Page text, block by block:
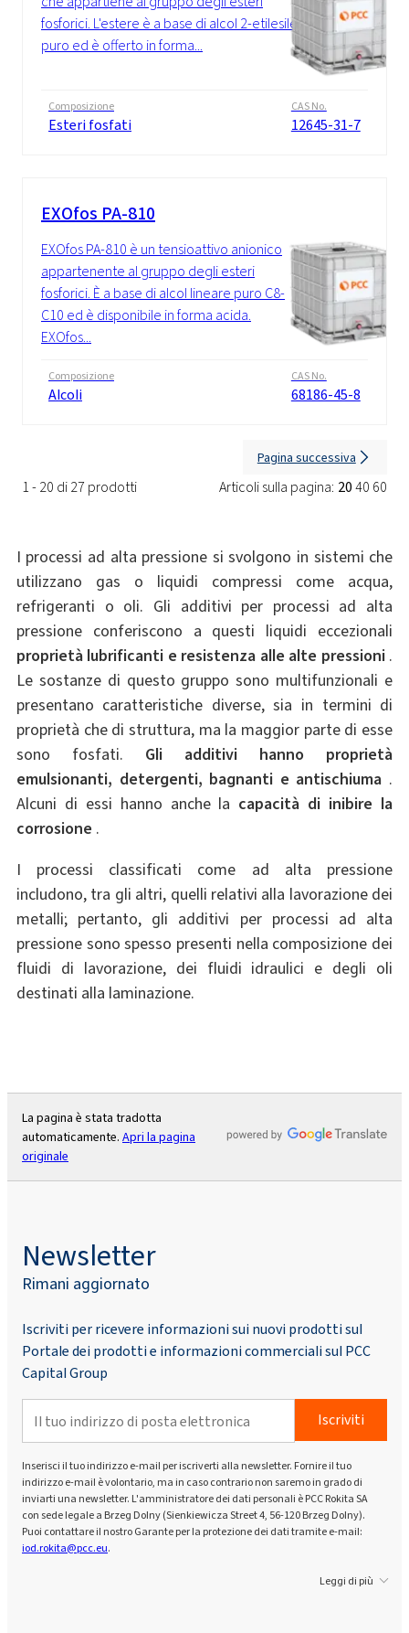
fosforici. L'estere è a base di alcol 2-etilesile
puro ed è offerto in forma...
Composizione
Esteri fosfati
CAS No.
12645-31-7
EXOfos PA-810
EXOfos PA-810 è un tensioattivo anionico
appartenente al gruppo degli esteri
fosforici. È a base di alcol lineare puro C8-
C10 ed è disponibile in forma acida.
EXOfos...
Composizione
Alcoli
CAS No.
68186-45-8
1 - 20 di 27 prodotti Articoli sulla pagina: 2040 60
Pagina successiva
I processi ad alta pressione si svolgono in sistemi che
utilizzano gas o liquidi compressi come acqua,
refrigeranti o oli. Gli additivi per processi ad alta
pressione conferiscono a questi liquidi eccezionali
proprietà lubrificanti e resistenza alle alte pressioni.
Le sostanze di questo gruppo sono multifunzionali e
presentano caratteristiche diverse, sia in termini di
proprietà che di struttura, ma la maggior parte di esse
sono fosfati. Gli additivi hanno proprietà
emulsionanti, detergenti, bagnanti e antischiuma .
Alcuni di essi hanno anche la capacità di inibire la
corrosione .
I processi classificati come ad alta pressione
includono, tra gli altri, quelli relativi alla lavorazione dei
metalli; pertanto, gli additivi per processi ad alta
pressione sono spesso presenti nella composizione dei
fluidi di lavorazione, dei fluidi idraulici e degli oli
destinati alla laminazione.
La pagina è stata tradotta
automaticamente. Apri la pagina
originale
Newsletter
Rimani aggiornato
Iscriviti per ricevere informazioni sui nuovi prodotti sul
Portale dei prodotti e informazioni commerciali sul PCC
Capital Group
Iscriviti
Inserisci il tuo indirizzo e-mail per iscriverti alla newsletter. Fornire il tuo
indirizzo e-mail è volontario, ma in caso contrario non saremo in grado di
inviarti una newsletter. L'amministratore dei dati personali è PCC Rokita SA
con sede legale a Brzeg Dolny (Sienkiewicza Street 4, 56-120 Brzeg Dolny).
Puoi contattare il nostro Garante per la protezione dei dati tramite e-mail:
iod.rokita@pcc.eu.
Leggi di più